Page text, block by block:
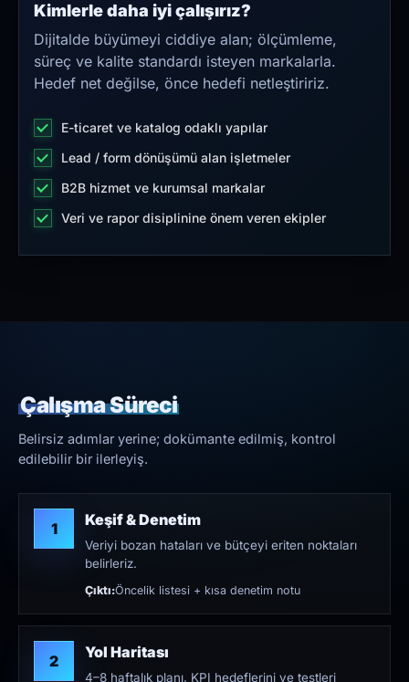
Kimlerle daha iyi çalışırız?
Dijitalde büyümeyi ciddiye alan; ölçümleme,
süreç ve kalite standardı isteyen markalarla.
Hedef net değilse, önce hedefi netleştiririz.
E-ticaret ve katalog odaklı yapılar
Lead / form dönüşümü alan işletmeler
B2B hizmet ve kurumsal markalar
Veri ve rapor disiplinine önem veren ekipler
Çalışma Süreci
Belirsiz adımlar yerine; dokümante edilmiş, kontrol
edilebilir bir ilerleyiş.
1 Keşif & Denetim
Veriyi bozan hataları ve bütçeyi eriten noktaları
belirleriz.
Çıktı:Öncelik listesi + kısa denetim notu
2 Yol Haritası
4–8 haftalık planı, KPI hedeflerini ve testleri